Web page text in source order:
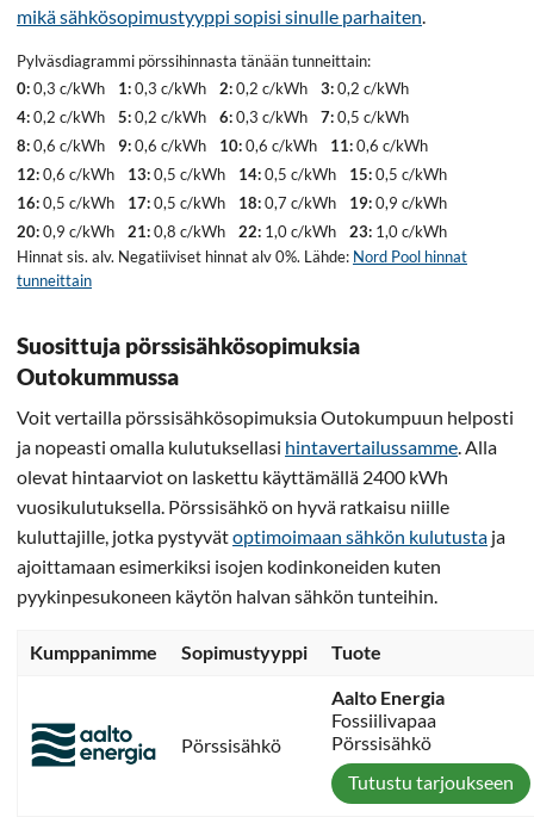
mikä sähkösopimustyyppi sopisi sinulle parhaiten
Pylväsdiagrammi pörssihinnasta tänään tunneittain:
0:0,3 c/kWh 1:0,3 c/kWh 2:0,2 c/kWh 3:0,2 c/kWh
4:0,2 c/kWh 5:0,2 c/kWh 6:0,3 c/kWh 7:0,5 c/kWh
8:0,6 c/kWh 9:0,6 c/kWh 10:0,6 c/kWh 11:0,6 c/kWh
12:0,6 c/kWh 13:0,5 c/kWh 14:0,5 c/kWh 15:0,5 c/kWh
16:0,5 c/kWh 17:0,5 c/kWh 18:0,7 c/kWh 19:0,9 c/kWh
20:0,9 c/kWh 21:0,8 c/kWh 22: 1,0 c/kWh 23: 1,0 c/kWh
Hinnat sis. alv. Negatiiviset hinnat alv 0%. Lähde: Nord Pool hinnat
tunneittain
Suosittuja pörssisähkösopimuksia
Outokummussa
Voit vertailla pörssisähkösopimuksia Outokumpuun helposti
ja nopeasti omalla kulutuksellasi hintavertailussamme . Alla
olevat hintaarviot on laskettu käyttämällä 2400 kWh
vuosikulutuksella. Pörssisähkö on hyvä ratkaisu niille
kuluttajille, jotka pystyvätoptimoimaan sähkön kulutusta ja
ajoittamaan esimerkiksi isojen kodinkoneiden kuten
pyykinpesukoneen käytön halvan sähkön tunteihin.
Kumppanimme Sopimustyyppi Tuote
Pörssisähkö
Aalto Energia
Fossiilivapaa
Pörssisähkö
Tutustu tarjoukseen